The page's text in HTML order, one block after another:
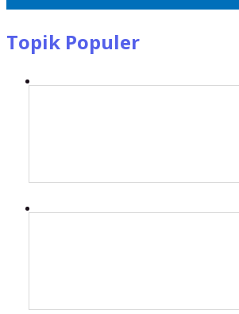
Topik Populer